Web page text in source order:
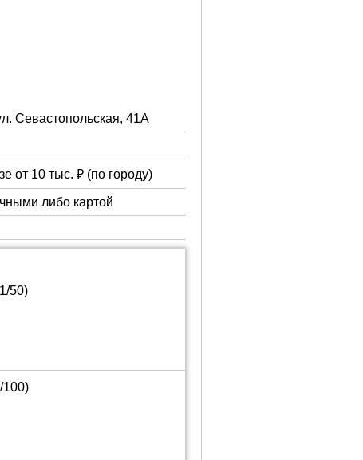
Севастопольская, 41А
от 10 тыс. ₽ (по городу)
либо картой
50)